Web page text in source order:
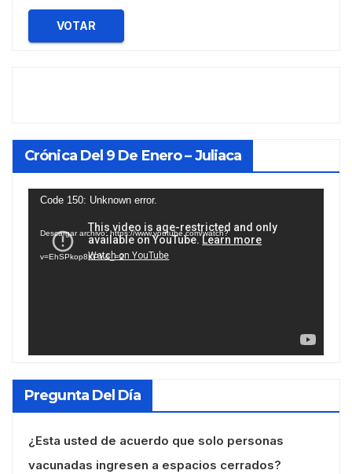
VOTAR
Crónica Del 9 De Enero – Juliaca
Reproductor
vídeo
Code 150: Unknown error.
Descargar archivo: https://www.youtube.com/watch?
v=EhSPkop8KPY&_=2
Pregunta Del Día
¿Esta usted de acuerdo que solo personas
vacunadas ingresen a espacios cerrados?